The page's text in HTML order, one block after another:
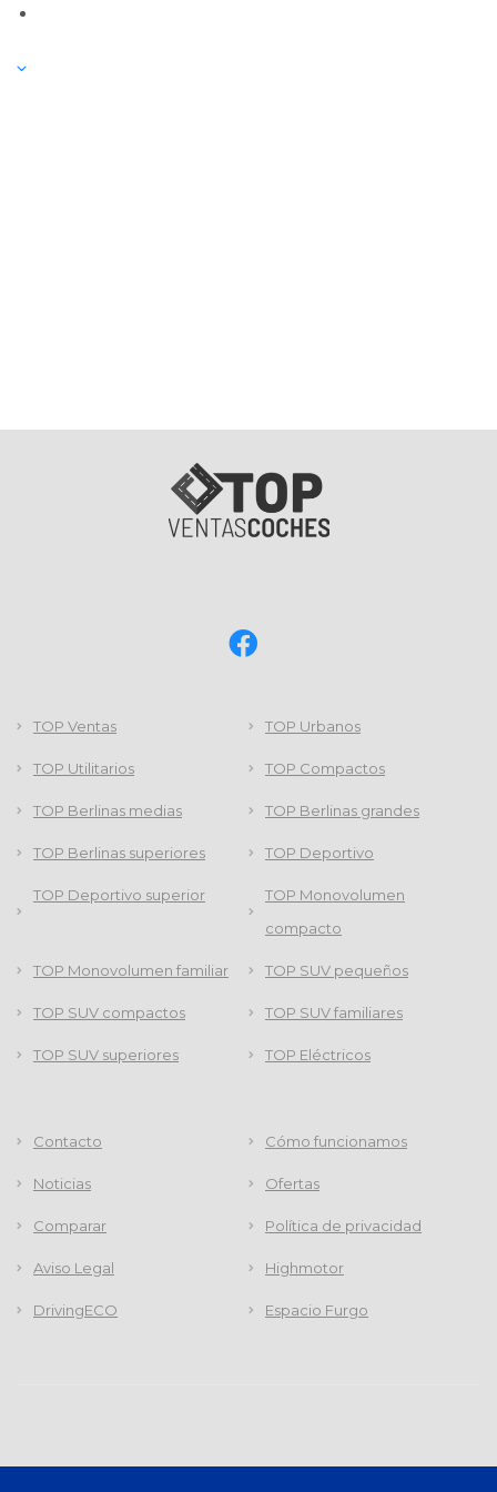
TOP Ventas TOP Urbanos
TOP Utilitarios TOP Compactos
TOP Berlinas medias TOP Berlinas grandes
TOP Berlinas superiores TOP Deportivo
TOP Deportivo superior
TOP Monovolumen
compacto
TOP Monovolumen familiar TOP SUV pequeños
TOP SUV compactos TOP SUV familiares
TOP SUV superiores TOP Eléctricos
Contacto Cómo funcionamos
Noticias Ofertas
Comparar Política de privacidad
Aviso Legal Highmotor
DrivingECO Espacio Furgo